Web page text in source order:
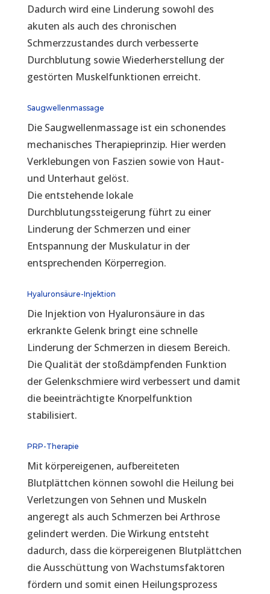
Dadurch wird eine Linderung sowohl des
akuten als auch des chronischen
Schmerzzustandes durch verbesserte
Durchblutung sowie Wiederherstellung der
gestörten Muskelfunktionen erreicht.
Saugwellenmassage
Die Saugwellenmassage ist ein schonendes
mechanisches Therapieprinzip. Hier werden
Verklebungen von Faszien sowie von Haut-
und Unterhaut gelöst.
Die entstehende lokale
Durchblutungssteigerung führt zu einer
Linderung der Schmerzen und einer
Entspannung der Muskulatur in der
entsprechenden Körperregion.
Hyaluronsäure-Injektion
Die Injektion von Hyaluronsäure in das
erkrankte Gelenk bringt eine schnelle
Linderung der Schmerzen in diesem Bereich.
Die Qualität der stoßdämpfenden Funktion
der Gelenkschmiere wird verbessert und damit
die beeinträchtigte Knorpelfunktion
stabilisiert.
PRP-Therapie
Mit körpereigenen, aufbereiteten
Blutplättchen können sowohl die Heilung bei
Verletzungen von Sehnen und Muskeln
angeregt als auch Schmerzen bei Arthrose
gelindert werden. Die Wirkung entsteht
dadurch, dass die körpereigenen Blutplättchen
die Ausschüttung von Wachstumsfaktoren
fördern und somit einen Heilungsprozess